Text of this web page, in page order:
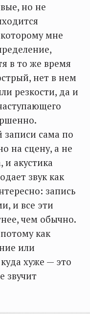
но не
которому мне
в то же время
нет в нем
резкости, да и
записи сама по
на сцену, а не
и акустика
звук как
запись
и все эти
чем обычно.
как
или
хуже — это
звучит